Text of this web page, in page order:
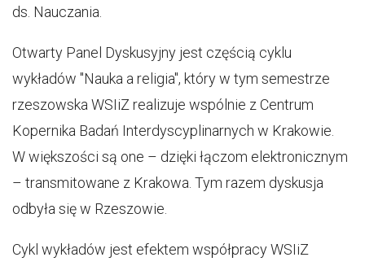
ds. Nauczania.
Otwarty Panel Dyskusyjny jest częścią cyklu
wykładów "Nauka a religia", który w tym semestrze
rzeszowska WSIiZ realizuje wspólnie z Centrum
Kopernika Badań Interdyscyplinarnych w Krakowie.
W większości są one – dzięki łączom elektronicznym
– transmitowane z Krakowa. Tym razem dyskusja
odbyła się w Rzeszowie.
Cykl wykładów jest efektem współpracy WSIiZ